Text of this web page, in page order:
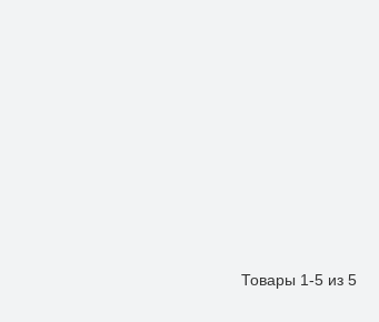
Товары 1-5 из 5